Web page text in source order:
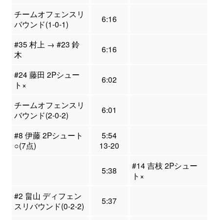
チームオフェンスリ
バウンド(1-0-1)
6:16
#35 村上 → #23 鈴
木
6:16
#24 藤田 2Pシュー
ト×
6:02
チームオフェンスリ
バウンド(2-0-2)
6:01
#8 伊藤 2Pシュート
○(7点)
5:54
13-20
5:38
#14 吉枝 2Pシュー
ト×
#2 畠山 ディフェン
スリバウンド(0-2-2)
5:37